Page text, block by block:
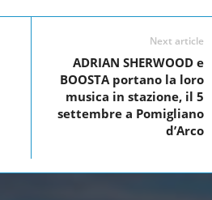
Next article
ADRIAN SHERWOOD e
BOOSTA portano la loro
musica in stazione, il 5
settembre a Pomigliano
d’Arco